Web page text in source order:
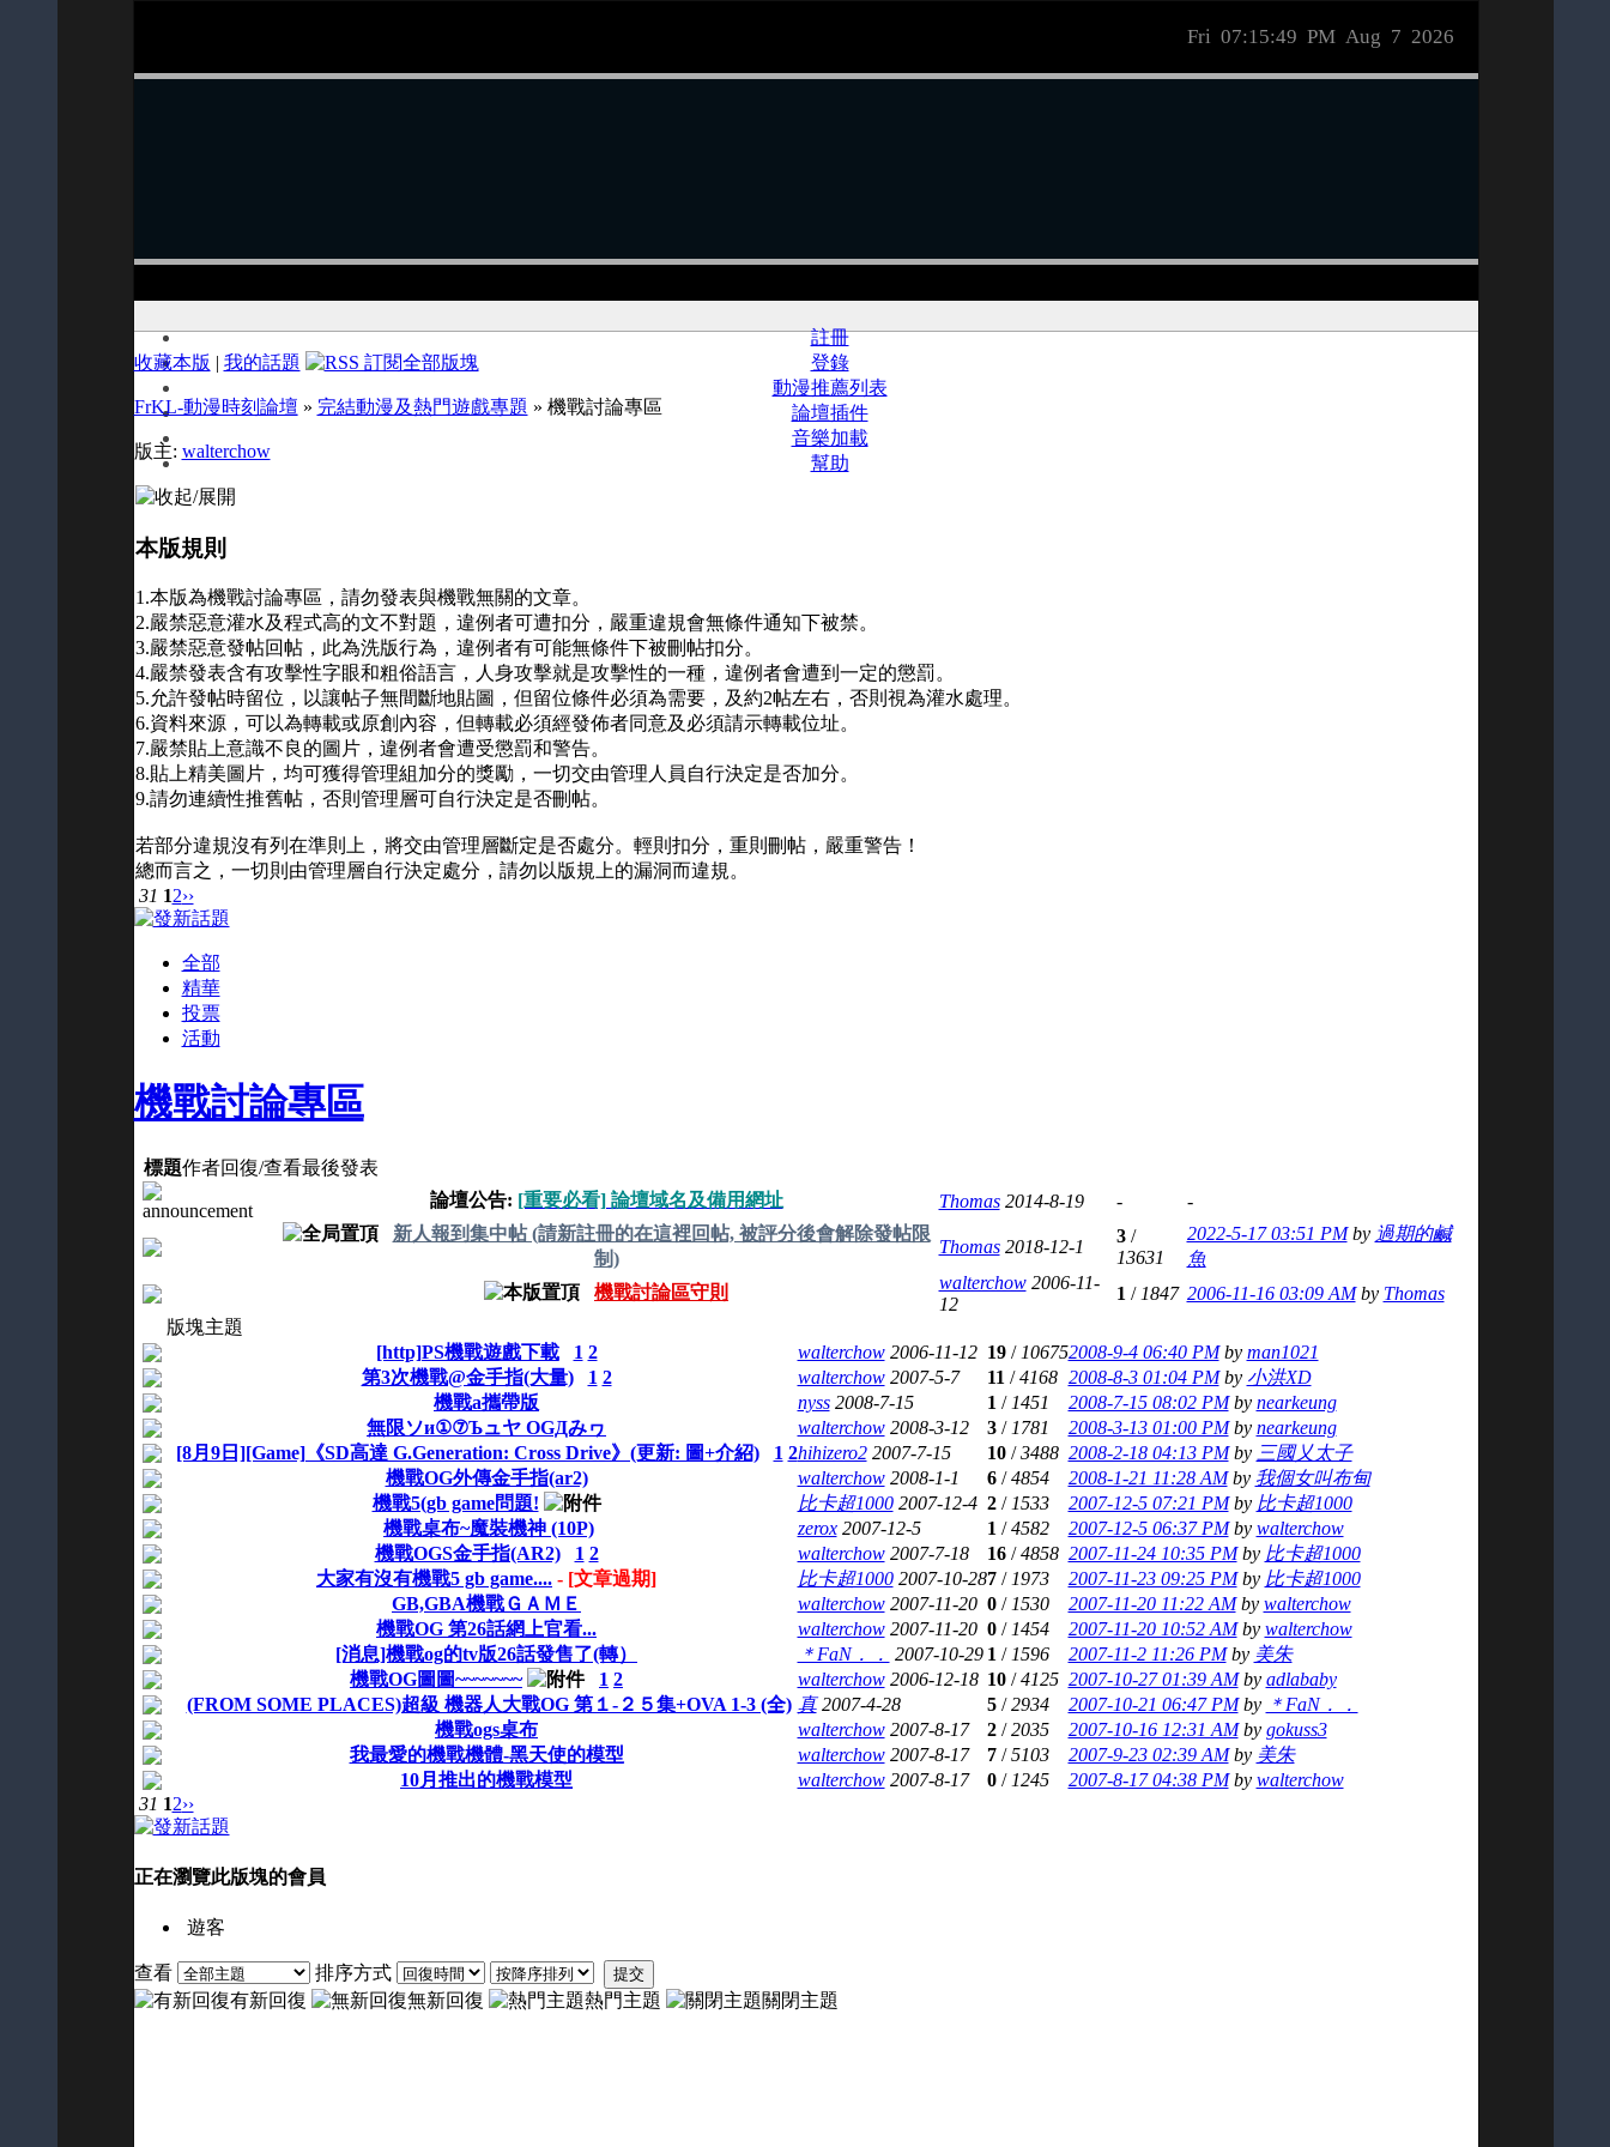
Fri 07:15:49 PM Aug 7 2026
註冊
登錄
動漫推薦列表
論壇插件
音樂加載
幫助
收藏本版 | 我的話題
FrKL-動漫時刻論壇 » 完結動漫及熱門遊戲專題 » 機戰討論專區
版主: walterchow
本版規則
1.本版為機戰討論專區，請勿發表與機戰無關的文章。
2.嚴禁惡意灌水及程式高的文不對題，違例者可遭扣分，嚴重違規會無條件通知下被禁。
3.嚴禁惡意發帖回帖，此為洗版行為，違例者有可能無條件下被刪帖扣分。
4.嚴禁發表含有攻擊性字眼和粗俗語言，人身攻擊就是攻擊性的一種，違例者會遭到一定的懲罰。
5.允許發帖時留位，以讓帖子無間斷地貼圖，但留位條件必須為需要，及約2帖左右，否則視為灌水處理。
6.資料來源，可以為轉載或原創內容，但轉載必須經發佈者同意及必須請示轉載位址。
7.嚴禁貼上意識不良的圖片，違例者會遭受懲罰和警告。
8.貼上精美圖片，均可獲得管理組加分的獎勵，一切交由管理人員自行決定是否加分。
9.請勿連續性推舊帖，否則管理層可自行決定是否刪帖。
若部分違規沒有列在準則上，將交由管理層斷定是否處分。輕則扣分，重則刪帖，嚴重警告！
總而言之，一切則由管理層自行決定處分，請勿以版規上的漏洞而違規。
31 12››
全部
精華
投票
活動
機戰討論專區
標題作者回復/查看最後發表
論壇公告: [重要必看] 論壇域名及備用網址 Thomas 2014-8-19 -
-
新人報到集中帖 (請新註冊的在這裡回帖, 被評分後會解除發帖限
制)
Thomas 2018-12-1
3/
13631
2022-5-17 03:51 PM by 過期的鹹
魚
機戰討論區守則
walterchow 2006-11-
12
1 / 1847 2006-11-16 03:09 AM by Thomas
版塊主題
[http]PS機戰遊戲下載
1 2 walterchow 2006-11-12 19/ 106752008-9-4 06:40 PM by man1021
第3次機戰@金手指(大量)
1 2 walterchow 2007-5-7 11 /4168 2008-8-3 01:04 PM by 小洪XD
機戰a攜帶版
nyss 2008-7-15 1 / 1451 2008-7-15 08:02 PM by nearkeung
無限ソи①⑦Ъュヤ OGДみヮ
walterchow 2008-3-12 3/ 1781 2008-3-13 01:00 PM by nearkeung
[8月9日][Game]《SD高達 G.Generation: Cross Drive》(更新: 圖+介紹)
1 2hihizero2 2007-7-15 10/3488 2008-2-18 04:13 PM by 三國乂太子
機戰OG外傳金手指(ar2)
walterchow 2008-1-1 6/4854 2008-1-21 11:28 AM by 我個女叫布甸
機戰5(gb game問題!
比卡超1000 2007-12-4 2/ 1533 2007-12-5 07:21 PM by 比卡超1000
機戰桌布~魔裝機神 (10P)
zerox 2007-12-5 1 /4582 2007-12-5 06:37 PM by walterchow
機戰OGS金手指(AR2)
1 2 walterchow 2007-7-18 16/4858 2007-11-24 10:35 PM by 比卡超1000
大家有沒有機戰5 gb game.... - [文章過期] 比卡超1000 2007-10-287/ 1973 2007-11-23 09:25 PM by 比卡超1000
GB,GBA機戰ＧＡＭＥ
walterchow 2007-11-20 0/ 1530 2007-11-20 11:22 AM by walterchow
機戰OG 第26話網上官看...
walterchow 2007-11-20 0/ 1454 2007-11-20 10:52 AM by walterchow
[消息]機戰og的tv版26話發售了(轉）
＊FaN．． 2007-10-29 1 / 1596 2007-11-2 11:26 PM by 美朱
機戰OG圖圖~~~~~~~
1 2 walterchow 2006-12-18 10/4125 2007-10-27 01:39 AM by adlababy
(FROM SOME PLACES)超級 機器人大戰OG 第１-２５集+OVA 1-3 (全) 真 2007-4-28 5/2934 2007-10-21 06:47 PM by ＊FaN．．
機戰ogs桌布
walterchow 2007-8-17 2/2035 2007-10-16 12:31 AM by gokuss3
我最愛的機戰機體-黑天使的模型
walterchow 2007-8-17 7/5103 2007-9-23 02:39 AM by 美朱
10月推出的機戰模型
walterchow 2007-8-17 0/ 1245 2007-8-17 04:38 PM by walterchow
31 12››
正在瀏覽此版塊的會員
遊客
查看 排序方式 提交
有新回復 無新回復 熱門主題 關閉主題